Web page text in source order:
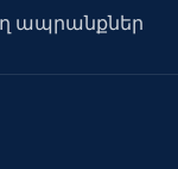
ապրանքներ